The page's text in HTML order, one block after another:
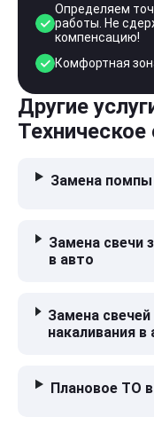
Определяем
работы. Не
компенсацию!
Комфортная
Другие
Замена
Замена свечи
в авто
Замена свечей
накаливания в
Плановое ТО